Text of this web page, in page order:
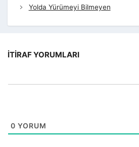
Yolda Yürümeyi Bilmeyen
İTIRAF YORUMLARI
0 YORUM